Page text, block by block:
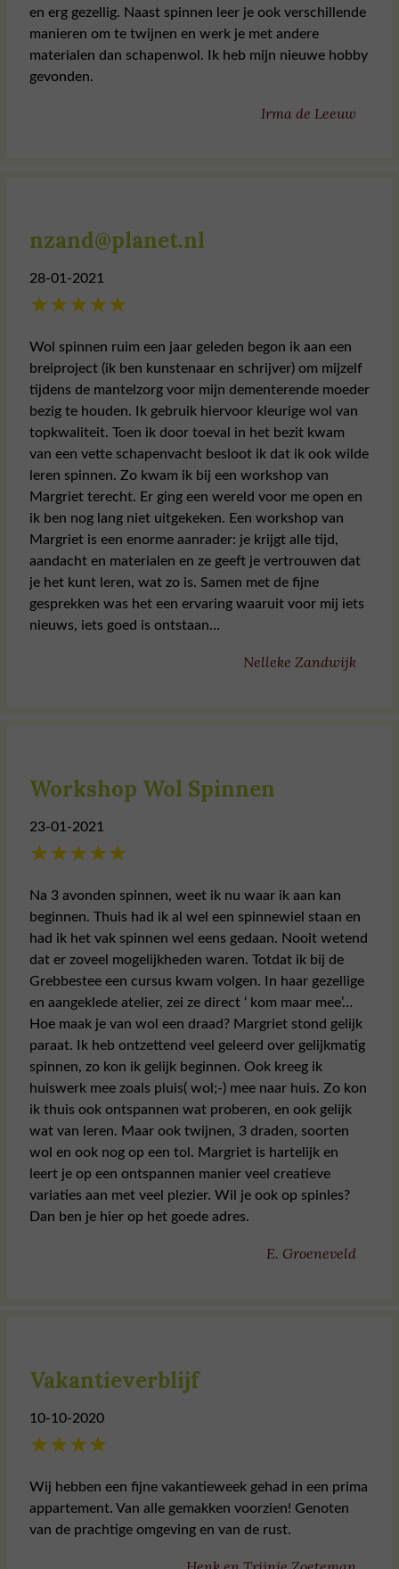
en erg gezellig. Naast spinnen leer je ook verschillende
manieren om te twijnen en werk je met andere
materialen dan schapenwol. Ik heb mijn nieuwe hobby
gevonden.
Irma de Leeuw
nzand@planet.nl
28-01-2021
★★★★★
Wol spinnen ruim een jaar geleden begon ik aan een
breiproject (ik ben kunstenaar en schrijver) om mijzelf
tijdens de mantelzorg voor mijn dementerende moeder
bezig te houden. Ik gebruik hiervoor kleurige wol van
topkwaliteit. Toen ik door toeval in het bezit kwam
van een vette schapenvacht besloot ik dat ik ook wilde
leren spinnen. Zo kwam ik bij een workshop van
Margriet terecht. Er ging een wereld voor me open en
ik ben nog lang niet uitgekeken. Een workshop van
Margriet is een enorme aanrader: je krijgt alle tijd,
aandacht en materialen en ze geeft je vertrouwen dat
je het kunt leren, wat zo is. Samen met de fijne
gesprekken was het een ervaring waaruit voor mij iets
nieuws, iets goed is ontstaan…
Nelleke Zandwijk
Workshop Wol Spinnen
23-01-2021
★★★★★
Na 3 avonden spinnen, weet ik nu waar ik aan kan
beginnen. Thuis had ik al wel een spinnewiel staan en
had ik het vak spinnen wel eens gedaan. Nooit wetend
dat er zoveel mogelijkheden waren. Totdat ik bij de
Grebbestee een cursus kwam volgen. In haar gezellige
en aangeklede atelier, zei ze direct ‘ kom maar mee’…
Hoe maak je van wol een draad? Margriet stond gelijk
paraat. Ik heb ontzettend veel geleerd over gelijkmatig
spinnen, zo kon ik gelijk beginnen. Ook kreeg ik
huiswerk mee zoals pluis( wol;-) mee naar huis. Zo kon
ik thuis ook ontspannen wat proberen, en ook gelijk
wat van leren. Maar ook twijnen, 3 draden, soorten
wol en ook nog op een tol. Margriet is hartelijk en
leert je op een ontspannen manier veel creatieve
variaties aan met veel plezier. Wil je ook op spinles?
Dan ben je hier op het goede adres.
E. Groeneveld
Vakantieverblijf
10-10-2020
★★★★
Wij hebben een fijne vakantieweek gehad in een prima
appartement. Van alle gemakken voorzien! Genoten
van de prachtige omgeving en van de rust.